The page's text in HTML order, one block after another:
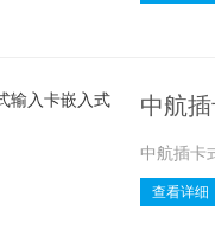
中航
中航插卡
查看详细